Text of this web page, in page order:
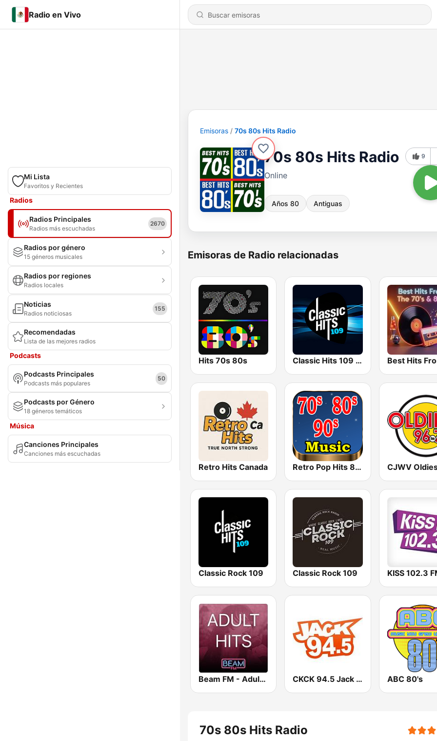
Radio en Vivo
Mi Lista
Favoritos y Recientes
Radios
Radios Principales
Radios más escuchadas
2670
Radios por género
15 géneros musicales
Radios por regiones
Radios locales
Noticias
Radios noticiosas
155
Recomendadas
Lista de las mejores radios
Podcasts
Podcasts Principales
Podcasts más populares
50
Podcasts por Género
18 géneros temáticos
Música
Canciones Principales
Canciones más escuchadas
Emisoras 70s 80s Hits Radio
70s 80s Hits Radio
Online
Años 80 Antiguas
9
Emisoras de Radio relacionadas
Hits 70s 80s Classic Hits 109 - 70s 80s 90s
Retro Hits Canada Retro Pop Hits 80s 90s
Classic Rock 109 Classic Rock 109 KISS 102.3
Beam FM - Adult Hits Canada CKCK 94.5 Jack FM ABC 80's
70s 80s Hits Radio